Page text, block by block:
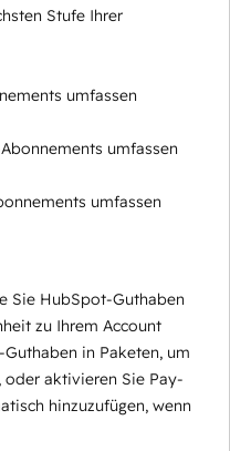
Stufe Ihrer
umfassen
umfassen
umfassen
Sie HubSpot-Guthaben
zu Ihrem Account
in Paketen, um
oder aktivieren Sie Pay-
hinzuzufügen, wenn